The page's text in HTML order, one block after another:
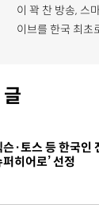
이 꽉 찬 방송, 스
이브를 한국 최초
·토스 등 한국인
히어로’ 선정